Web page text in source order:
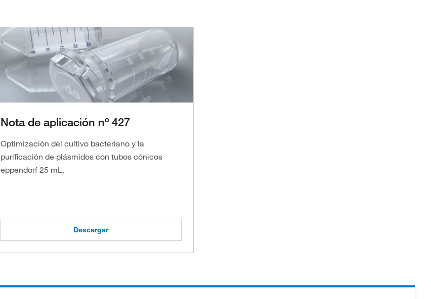
Nota de aplicación nº 427
Optimización del cultivo bacteriano y la
purificación de plásmidos con tubos cónicos
eppendorf 25 mL.
Descargar